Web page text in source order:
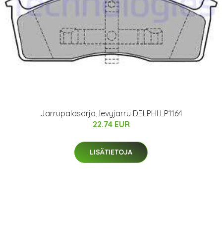
Jarrupalasarja, levyjarru DELPHI LP1164
22.74 EUR
LISÄTIETOJA